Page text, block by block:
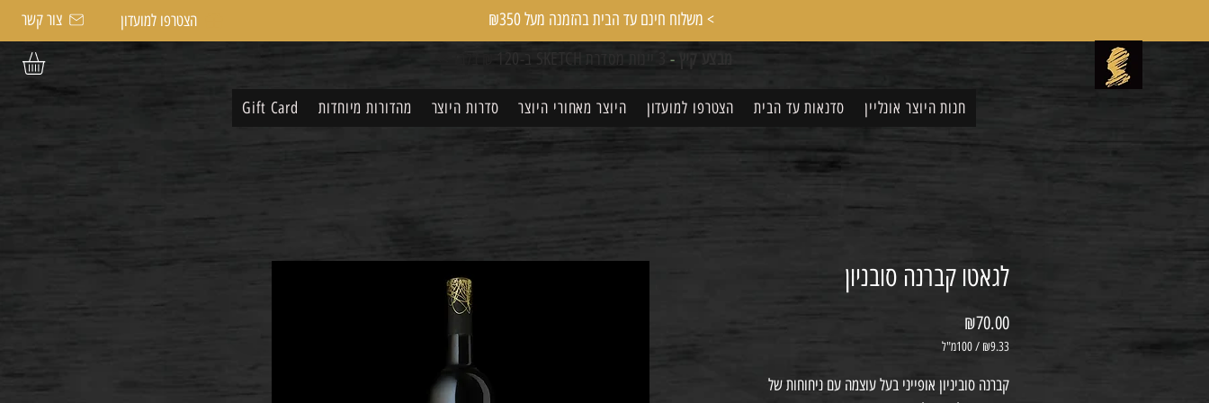
הצטרפו למועדון צור קשר משלוח חינם עד הבית בהזמנה מעל ₪350 <
מבצע קיץ -
חנות היוצר אונליין סדנאות עד הבית הצטרפו למועדון היוצר מאחורי היוצר סדרות היוצר מהדורות מיוחדות Gift Card
לגאטו קברנה סובניון
₪70.00
₪9.33
/100מ"ל
לכל
100
קברנה סוביניון אופייני בעל עוצמה עם ניחוחות של